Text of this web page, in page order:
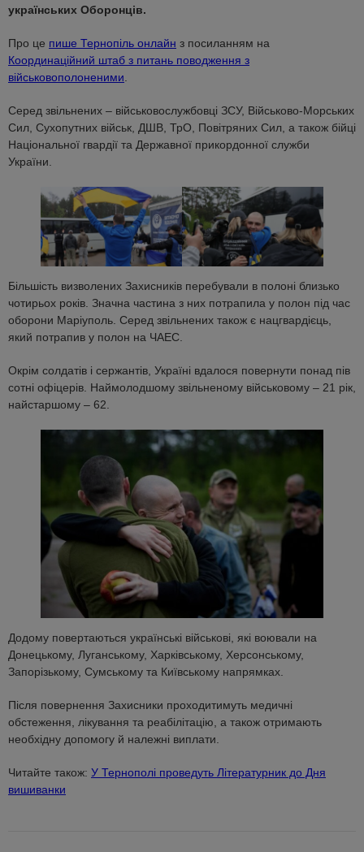
українських Оборонців.
Про це пише Тернопіль онлайн з посиланням на
Координаційний штаб з питань поводження з
військовополоненими
Серед звільнених – військовослужбовці ЗСУ, Військово-Морських
Сил, Сухопутних військ, ДШВ, ТрО, Повітряних Сил, а також бійці
Національної гвардії та Державної прикордонної служби
України.
Більшість визволених Захисників перебували в полоні близько
чотирьох років. Значна частина з них потрапила у полон під час
оборони Маріуполь. Серед звільнених також є нацгвардієць,
який потрапив у полон на ЧАЕС.
Окрім солдатів і сержантів, Україні вдалося повернути понад пів
сотні офіцерів. Наймолодшому звільненому військовому – 21 рік,
найстаршому – 62.
Додому повертаються українські військові, які воювали на
Донецькому, Луганському, Харківському, Херсонському,
Запорізькому, Сумському та Київському напрямках.
Після повернення Захисники проходитимуть медичні
обстеження, лікування та реабілітацію, а також отримають
необхідну допомогу й належні виплати.
Читайте також: У Тернополі проведуть Літературник до Дня
вишиванки